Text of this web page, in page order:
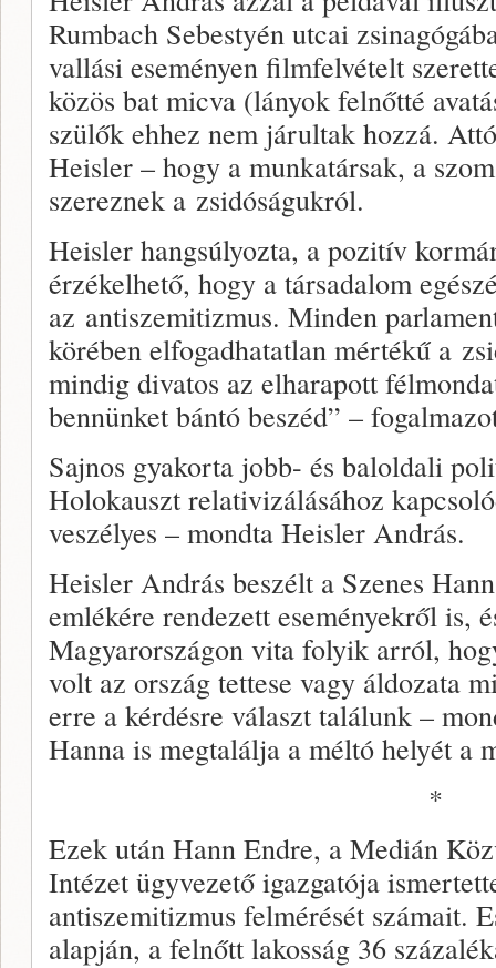
Rumbach Sebestyén utcai
vallási eseményen filmfelvételt
közös bat micva (lányok felnőtté
szülők ehhez nem járultak hozzá.
Heisler – hogy a munkatársak, a
szereznek a zsidóságukról.
Heisler hangsúlyozta, a pozitív
érzékelhető, hogy a társadalom
az antiszemitizmus. Minden
körében elfogadhatatlan mértékű a
mindig divatos az elharapott
bennünket bántó beszéd” –
Sajnos gyakorta jobb- és baloldali
Holokauszt relativizálásához
veszélyes – mondta Heisler András.
Heisler András beszélt a Szenes
emlékére rendezett eseményekről is,
Magyarországon vita folyik arról,
volt az ország tettese vagy áldozata
erre a kérdésre választ találunk –
Hanna is megtalálja a méltó helyét a
*
Ezek után Hann Endre, a Medián
Intézet ügyvezető igazgatója
antiszemitizmus felmérését számait.
alapján, a felnőtt lakosság 36